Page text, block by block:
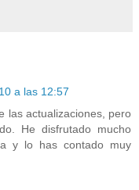
a las 12:57
las actualizaciones, pero
He disfrutado mucho
y lo has contado muy